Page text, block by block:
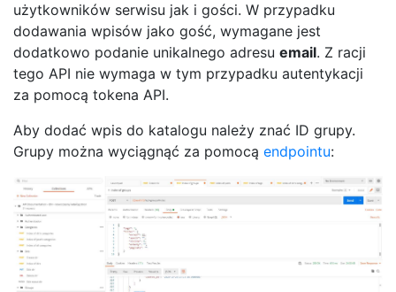
użytkowników serwisu jak i gości. W przypadku
dodawania wpisów jako gość, wymagane jest
dodatkowo podanie unikalnego adresu email. Z racji
tego API nie wymaga w tym przypadku autentykacji
za pomocą tokena API.
Aby dodać wpis do katalogu należy znać ID grupy.
Grupy można wyciągnąć za pomocą endpointu: